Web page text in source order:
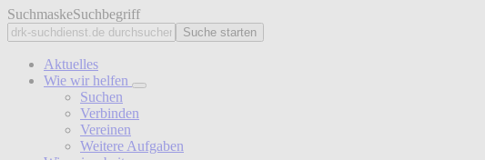
SuchmaskeSuchbegriff
Suche starten
Aktuelles
Wie wir helfen
Suchen
Verbinden
Vereinen
Weitere Aufgaben